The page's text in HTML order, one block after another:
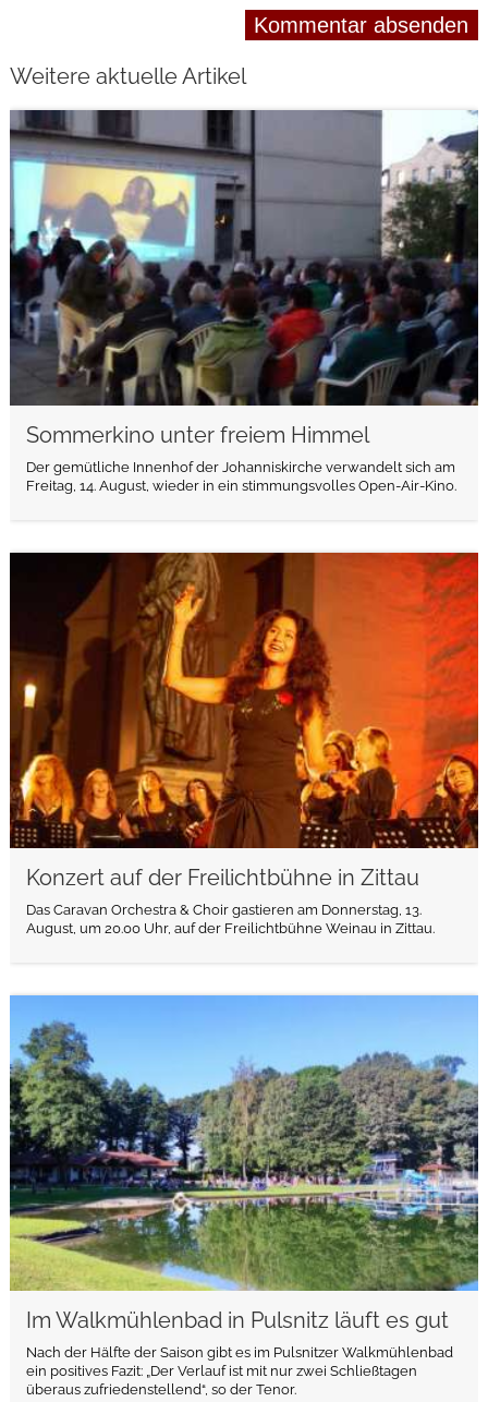
Weitere aktuelle Artikel
Sommerkino unter freiem Himmel
Der gemütliche Innenhof der Johanniskirche verwandelt sich am
Freitag, 14. August, wieder in ein stimmungsvolles Open-Air-Kino.
weiterlesen
Konzert auf der Freilichtbühne in Zittau
Das Caravan Orchestra & Choir gastieren am Donnerstag, 13.
August, um 20.00 Uhr, auf der Freilichtbühne Weinau in Zittau.
weiterlesen
Im Walkmühlenbad in Pulsnitz läuft es gut
Nach der Hälfte der Saison gibt es im Pulsnitzer Walkmühlenbad
ein positives Fazit: „Der Verlauf ist mit nur zwei Schließtagen
überaus zufriedenstellend“, so der Tenor.